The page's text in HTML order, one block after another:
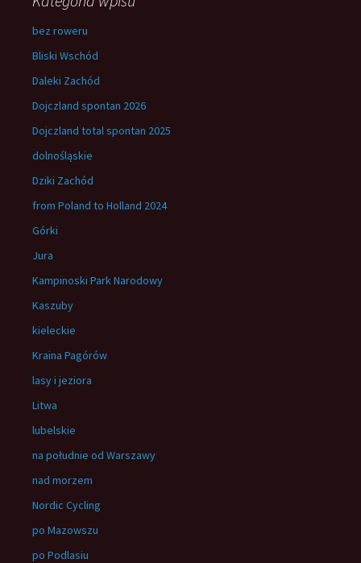
bez roweru
Bliski Wschód
Daleki Zachód
Dojczland spontan 2026
Dojczland total spontan 2025
dolnośląskie
Dziki Zachód
from Poland to Holland 2024
Górki
Jura
Kampinoski Park Narodowy
Kaszuby
kieleckie
Kraina Pagórów
lasy i jeziora
Litwa
lubelskie
na południe od Warszawy
nad morzem
Nordic Cycling
po Mazowszu
po Podlasiu